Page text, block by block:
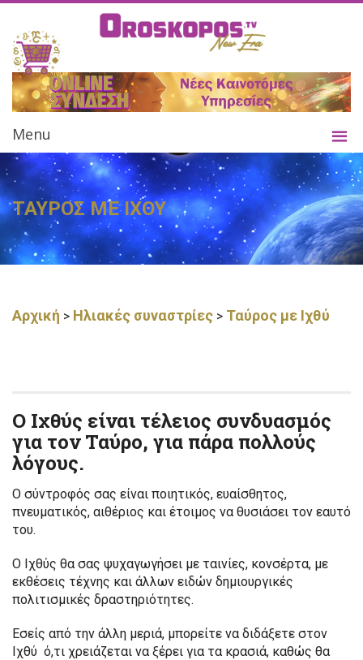
Menu
ΤΑΥΡΟΣ ΜΕ ΙΧΘΥ
Αρχική > Ηλιακές συναστρίες > Ταύρος με Ιχθύ
Ο Ιχθύς είναι τέλειος συνδυασμός
για τον Ταύρο, για πάρα πολλούς
λόγους.
Ο σύντροφός σας είναι ποιητικός, ευαίσθητος,
πνευματικός, αιθέριος και έτοιμος να θυσιάσει τον εαυτό
του.
Ο Ιχθύς θα σας ψυχαγωγήσει με ταινίες, κονσέρτα, με
εκθέσεις τέχνης και άλλων ειδών δημιουργικές
πολιτισμικές δραστηριότητες.
Εσείς από την άλλη μεριά, μπορείτε να διδάξετε στον
Ιχθύ ό,τι χρειάζεται να ξέρει για τα κρασιά, καθώς θα